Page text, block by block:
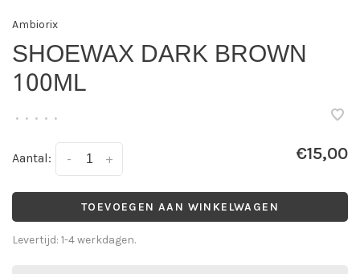
Ambiorix
SHOEWAX DARK BROWN
100ML
• • • • •
Aantal: +
- €15,00
TOEVOEGEN AAN WINKELWAGEN
Levertijd: 1-4 werkdagen.